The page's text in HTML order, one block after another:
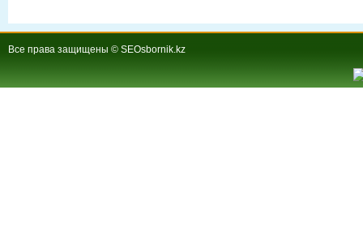
Все права защищены © SEOsbornik.kz